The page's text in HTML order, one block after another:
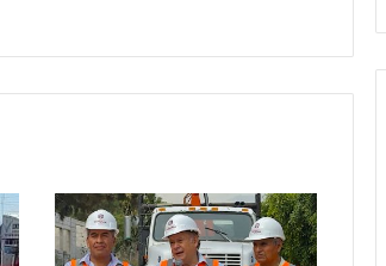
por
más
servicios